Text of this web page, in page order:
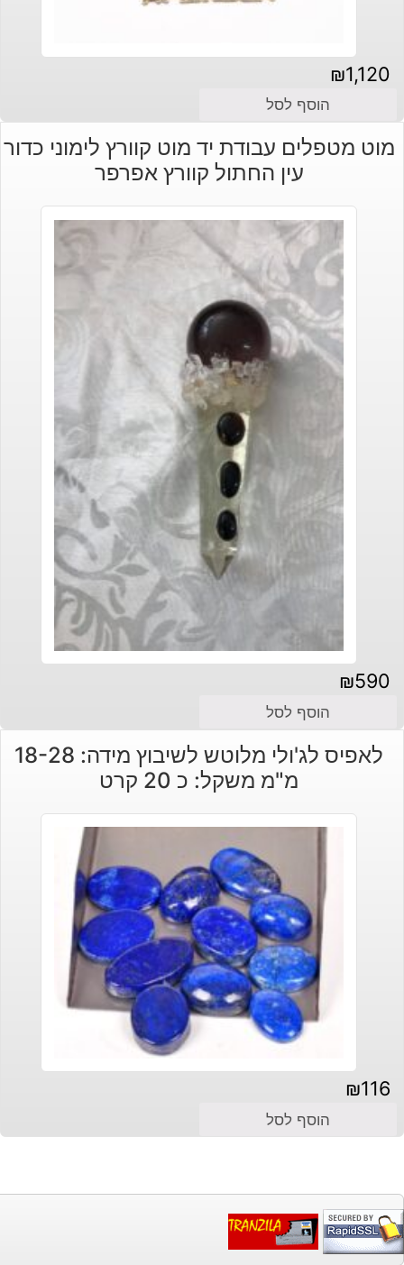
₪1,120
הוסף לסל
מוט מטפלים עבודת יד מוט קוורץ לימוני כדור
עין החתול קוורץ אפרפר
₪590
הוסף לסל
לאפיס לג'ולי מלוטש לשיבוץ מידה: 18-28
מ"מ משקל: כ 20 קרט
₪116
הוסף לסל